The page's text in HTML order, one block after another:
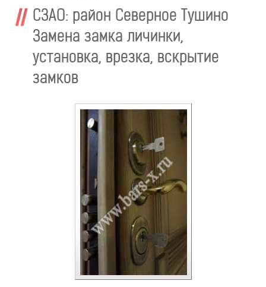
СЗАО: район Северное Тушино
Замена замка личинки,
установка, врезка, вскрытие
замков